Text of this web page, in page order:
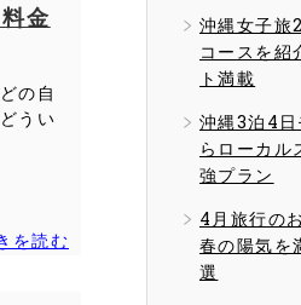
金
の自
うい
を読む
沖縄女子旅
コースを紹
ト満載
沖縄3泊4日
らローカル
強プラン
4月旅行の
春の陽気を
選